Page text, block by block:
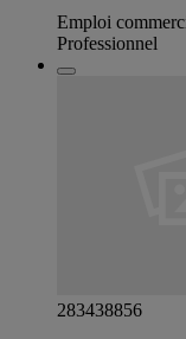
Emploi
Professionnel
283438856